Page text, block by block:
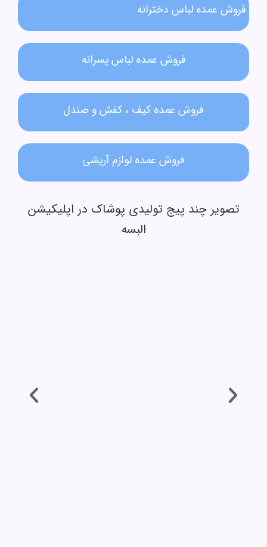
فروش عمده لباس دخترانه​
فروش عمده لباس پسرانه
فروش عمده کیف ، کفش و صندل
فروش عمده لوازم آریشی
تصویر چند پیج تولیدی پوشاک در اپلیکیشن
البسه